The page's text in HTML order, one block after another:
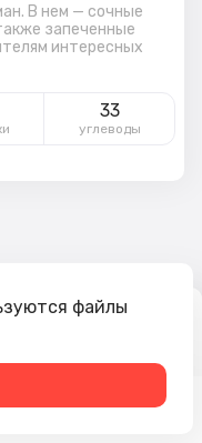
В нем — сочные
запеченные
интересных
33
углеводы
файлы